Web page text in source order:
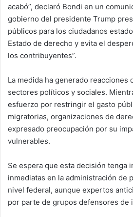
acabó”, declaró Bondi en un
gobierno del presidente Trump
públicos para los ciudadanos
Estado de derecho y evita el
los contribuyentes”.
La medida ha generado reacciones
sectores políticos y sociales.
esfuerzo por restringir el gasto
migratorias, organizaciones de
expresado preocupación por su
vulnerables.
Se espera que esta decisión tenga
inmediatas en la administración de
nivel federal, aunque expertos
por parte de grupos defensores de